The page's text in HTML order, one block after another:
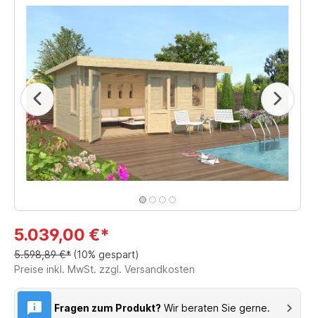
5.039,00 €*
5.598,89 €* (10% gespart)
Preise inkl. MwSt. zzgl. Versandkosten
Fragen zum Produkt? Wir beraten Sie gerne.